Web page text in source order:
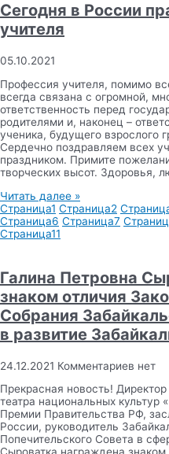
Сегодня в России
учителя
05.10.2021
Профессия учителя, помимо
всегда связана с огромной,
ответственность перед
родителями и, наконец –
ученика, будущего взрослого
Сердечно поздравляем всех
праздником. Примите
творческих высот. Здоровья,
Читать далее »
Страница1 Страница2
Страница6 Страница7
Страница11
Галина Петровна
знаком отличия
Собрания
в развитие
24.12.2021 Комментариев нет
Прекрасная новость!
театра национальных культур
Премии Правительства РФ,
России, руководитель
Попечительского Совета в